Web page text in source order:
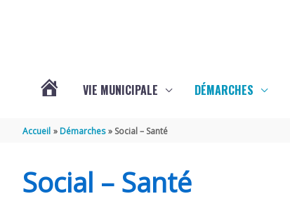
VIE MUNICIPALE DÉMARCHES
Accueil Démarches Social – Santé
Social – Santé